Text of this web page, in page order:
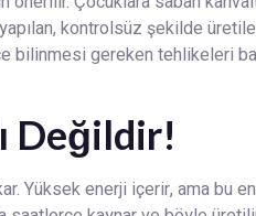
kontrolsüz şekilde
bilinmesi gereken tehlikeleri
Değildir!
Yüksek enerji içerir, ama bu